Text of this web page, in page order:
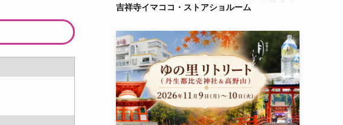
吉祥寺イマココ・ストアショルーム